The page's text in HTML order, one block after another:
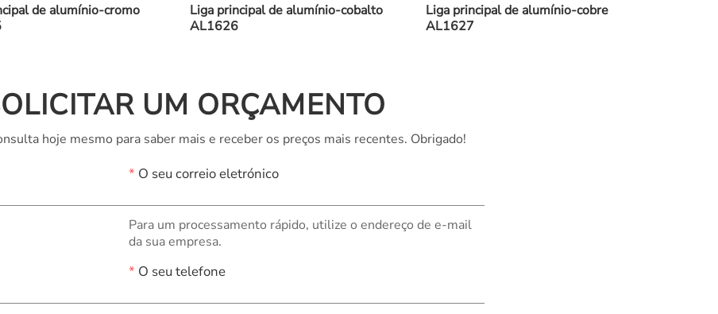
de alumínio-cromo
Liga principal de alumínio-cobalto
AL1626
Liga principal de alumínio-cobre
AL1627
UM ORÇAMENTO
hoje mesmo para saber mais e receber os preços mais recentes. Obrigado!
* O seu correio eletrónico
Para um processamento rápido, utilize o endereço de e-mail
da sua empresa.
* O seu telefone